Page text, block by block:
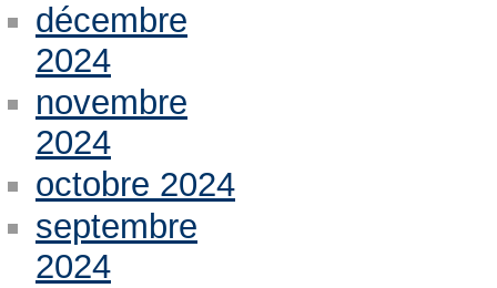
décembre
2024
novembre
2024
octobre 2024
septembre
2024